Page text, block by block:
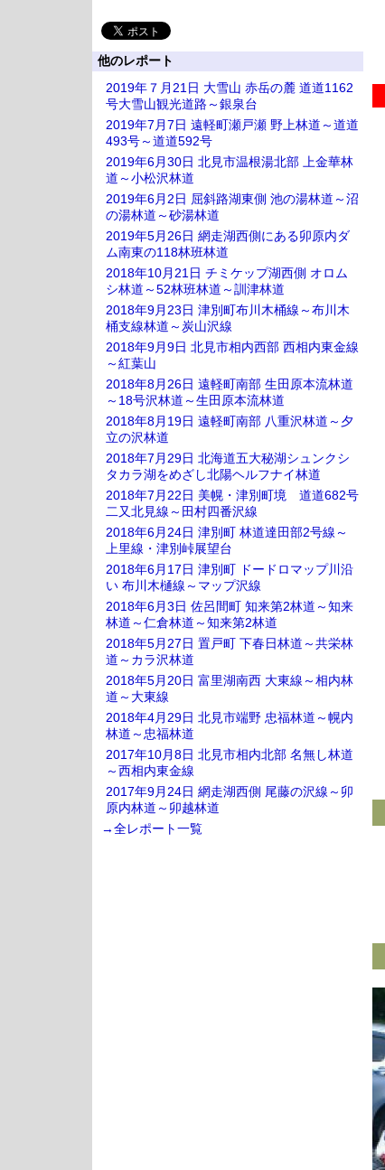
他のレポート
2019年７月21日 大雪山 赤岳の麓 道道1162
号大雪山観光道路～銀泉台
2019年7月7日 遠軽町瀬戸瀬 野上林道～道道
493号～道道592号
2019年6月30日 北見市温根湯北部 上金華林
道～小松沢林道
2019年6月2日 屈斜路湖東側 池の湯林道～沼
の湯林道～砂湯林道
2019年5月26日 網走湖西側にある卯原内ダ
ム南東の118林班林道
2018年10月21日 チミケップ湖西側 オロム
シ林道～52林班林道～訓津林道
2018年9月23日 津別町布川木桶線～布川木
桶支線林道～炭山沢線
2018年9月9日 北見市相内西部 西相内東金線
～紅葉山
2018年8月26日 遠軽町南部 生田原本流林道
～18号沢林道～生田原本流林道
2018年8月19日 遠軽町南部 八重沢林道～夕
立の沢林道
2018年7月29日 北海道五大秘湖シュンクシ
タカラ湖をめざし北陽ヘルフナイ林道
2018年7月22日 美幌・津別町境 道道682号
二又北見線～田村四番沢線
2018年6月24日 津別町 林道達田部2号線～
上里線・津別峠展望台
2018年6月17日 津別町 ドードロマップ川沿
い 布川木樋線～マップ沢線
2018年6月3日 佐呂間町 知来第2林道～知来
林道～仁倉林道～知来第2林道
2018年5月27日 置戸町 下春日林道～共栄林
道～カラ沢林道
2018年5月20日 富里湖南西 大東線～相内林
道～大東線
2018年4月29日 北見市端野 忠福林道～幌内
林道～忠福林道
2017年10月8日 北見市相内北部 名無し林道
～西相内東金線
2017年9月24日 網走湖西側 尾藤の沢線～卯
原内林道～卯越林道
→全レポート一覧